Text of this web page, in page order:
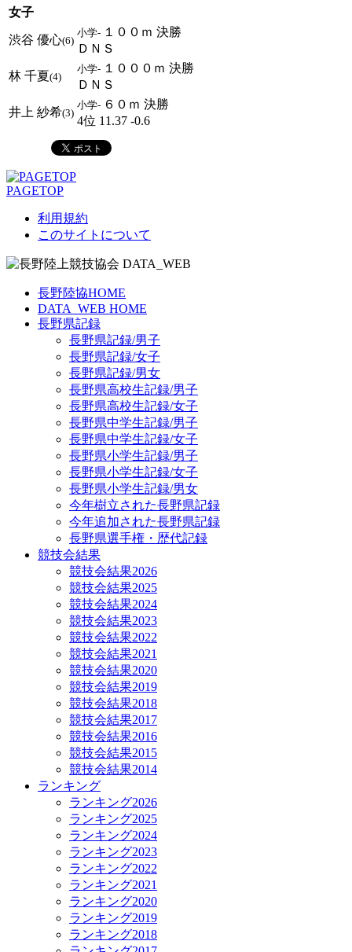
女子
渋谷 優心(6)
小学- １００ｍ 決勝
ＤＮＳ
林 千夏(4)
小学- １０００ｍ 決勝
ＤＮＳ
井上 紗希(3)
小学- ６０ｍ 決勝
4位 11.37 -0.6
PAGETOP
利用規約
このサイトについて
長野陸協HOME
DATA_WEB HOME
長野県記録
長野県記録/男子
長野県記録/女子
長野県記録/男女
長野県高校生記録/男子
長野県高校生記録/女子
長野県中学生記録/男子
長野県中学生記録/女子
長野県小学生記録/男子
長野県小学生記録/女子
長野県小学生記録/男女
今年樹立された長野県記録
今年追加された長野県記録
長野県選手権・歴代記録
競技会結果
競技会結果2026
競技会結果2025
競技会結果2024
競技会結果2023
競技会結果2022
競技会結果2021
競技会結果2020
競技会結果2019
競技会結果2018
競技会結果2017
競技会結果2016
競技会結果2015
競技会結果2014
ランキング
ランキング2026
ランキング2025
ランキング2024
ランキング2023
ランキング2022
ランキング2021
ランキング2020
ランキング2019
ランキング2018